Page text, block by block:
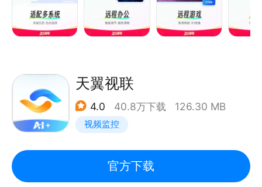
时投屏多个，远程会议远程办公好帮手
远程桌面：手机远程访问电脑，实现手机、电脑远程监
远程手机监控：远程调用手机
游戏版，自定义游戏键盘，支持地下城与勇士、英雄联
盟、魔兽世界等游戏
远程文件管理：实现手机、电脑等多设备间文件互传，
远程开关机：搭配向日葵开机棒、插座，实现电脑远程
开关机
天翼视联
4.0 40.8万下载 126.30 MB
视频监控
官方下载